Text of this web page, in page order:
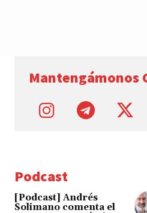
Mantengámonos
Podcast
[Podcast] Andrés
Solimano comenta el